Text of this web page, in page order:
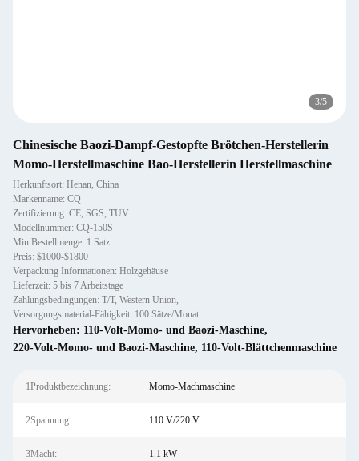
3/5
Chinesische Baozi-Dampf-Gestopfte Brötchen-Herstellerin
Momo-Herstellmaschine Bao-Herstellerin Herstellmaschine
Herkunftsort: Henan, China
Markenname: CQ
Zertifizierung: CE, SGS, TUV
Modellnummer: CQ-150S
Min Bestellmenge: 1 Satz
Preis: $1000-$1800
Verpackung Informationen: Holzgehäuse
Lieferzeit: 5 bis 7 Arbeitstage
Zahlungsbedingungen: T/T, Western Union,
Versorgungsmaterial-Fähigkeit: 100 Sätze/Monat
Hervorheben: 110-Volt-Momo- und Baozi-Maschine,
220-Volt-Momo- und Baozi-Maschine, 110-Volt-Blättchenmaschine
1Produktbezeichnung: Momo-Machmaschine
2Spannung: 110 V/220 V
3Macht: 1.1 kW